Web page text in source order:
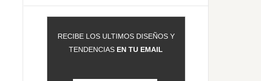
RECIBE LOS ULTIMOS DISEÑOS Y
TENDENCIAS EN TU EMAIL